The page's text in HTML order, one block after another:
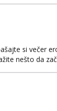
si večer
nešto da